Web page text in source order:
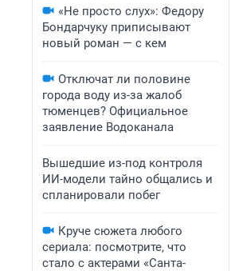
«Не просто слух»: Федору
Бондарчуку приписывают
новый роман — с кем
Отключат ли половине
города воду из-за жалоб
тюменцев? Официальное
заявление Водоканала
Вышедшие из-под контроля
ИИ-модели тайно общались и
спланировали побег
Круче сюжета любого
сериала: посмотрите, что
стало с актерами «Санта-